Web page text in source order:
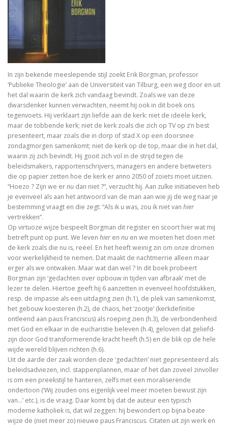
Mag ik? Dank je. Sorry.
Waar blijft de kerk?
God. A Very Short Introduction
Bach’s Personal copy of Calov’s Bible Commentary
Bardot, Fallaci, Houellebecq en Wilders….
Allesomvattende onderwijsleer. Didactica
Ecce Philosophus. Leven en werk
Trialoog.
De ontdekking van het Nieuwe Testament
Vergeten rijkdom
Ontluikend christendom
over identiteit
Erasmus: Sometimes a Spin Doctor is Right
levensbeschouwelijke vakken.
In zijn bekende meeslepende stijl zoekt Erik Borgman, professor
‘Publieke Theologie’ aan de Universiteit van Tilburg, een weg door en uit
het dal waarin de kerk zich vandaag bevindt. Zoals we van deze
dwarsdenker kunnen verwachten, neemt hij ook in dit boek ons
tegenvoets. Hij verklaart zijn liefde aan de kerk: niet de ideële kerk,
maar de tobbende kerk; niet de kerk zoals die zich op TV op z’n best
presenteert, maar zoals die in dorp of stad X op een doorsnee
zondagmorgen samenkomt; niet de kerk op de top, maar die in het dal,
waarin zij zich bevindt. Hij gooit zich vol in de strijd tegen de
beleidsmakers, rapportenschrijvers, managers en andere betweters
die op papier zetten hoe de kerk er anno 2050 of zoiets moet uitzien.
“Hoezo ? Zijn we ernu dan niet ?”, verzucht hij. Aan zulke initiatieven heb
je evenveel als aan het antwoord van de man aan wie jij de weg naar je
bestemming vraagt en die zegt: “Als ik u was, zou ik niet van hier
vertrekken”.
Op virtuoze wijze bespeelt Borgman dit register en scoort hier wat mij
betreft punt op punt. We leven hier en nu en we moeten het doen met
de kerk zoals die nu is, reëel. En het heeft weinig zin om onze dromen
voor werkelijkheid te nemen. Dat maakt de nachtmerrie alleen maar
erger als we ontwaken. Maar wat dan wel ? In dit boek probeert
Borgman zijn ‘gedachten over opbouw in tijden van afbraak’ met de
lezer te delen. Hiertoe geeft hij 6 aanzetten in evenveel hoofdstukken,
resp. de impasse als een uitdaging zien (h.1), de plek van samenkomst,
het gebouw koesteren (h.2), de chaos, het ‘zootje’ (kerkdefinitie
ontleend aan paus Franciscus) als roeping zien (h.3), de verbondenheid
met God en elkaar in de eucharistie beleven (h.4), geloven dat geliefd-
zijn door God transformerende kracht heeft (h.5) en de blik op de hele
wijde wereld blijven richten (h.6).
Uit de aarde der zaak worden deze ‘gedachten’ niet gepresenteerd als
beleidsadviezen, incl. stappenplannen, maar of het dan zoveel zinvoller
is om een preekstijl te hanteren, zelfs met een moraliserende
ondertoon (‘Wij zouden ons eigenlijk veel meer moeten bewust zijn
van…’ etc.), is de vraag. Daar komt bij dat de auteur een typisch
moderne katholiek is, dat wil zeggen: hij bewondert op bijna beate
wijze de (niet meer zo) nieuwe paus Franciscus. Citaten uit zijn werk en